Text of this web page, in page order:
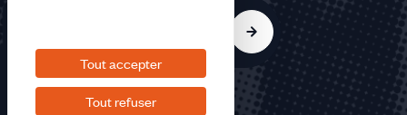
Tout accepter
Tout refuser